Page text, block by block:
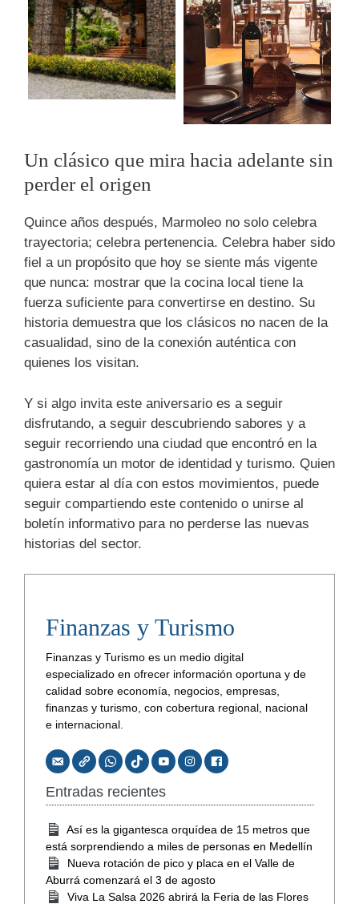
Un clásico que mira hacia adelante sin
perder el origen
Quince años después, Marmoleo no solo celebra
trayectoria; celebra pertenencia. Celebra haber sido
fiel a un propósito que hoy se siente más vigente
que nunca: mostrar que la cocina local tiene la
fuerza suficiente para convertirse en destino. Su
historia demuestra que los clásicos no nacen de la
casualidad, sino de la conexión auténtica con
quienes los visitan.
Y si algo invita este aniversario es a seguir
disfrutando, a seguir descubriendo sabores y a
seguir recorriendo una ciudad que encontró en la
gastronomía un motor de identidad y turismo. Quien
quiera estar al día con estos movimientos, puede
seguir compartiendo este contenido o unirse al
boletín informativo para no perderse las nuevas
historias del sector.
Finanzas y Turismo
Finanzas y Turismo es un medio digital
especializado en ofrecer información oportuna y de
calidad sobre economía, negocios, empresas,
finanzas y turismo, con cobertura regional, nacional
e internacional.
Entradas recientes
Así es la gigantesca orquídea de 15 metros que
está sorprendiendo a miles de personas en Medellín
Nueva rotación de pico y placa en el Valle de
Aburrá comenzará el 3 de agosto
Viva La Salsa 2026 abrirá la Feria de las Flores